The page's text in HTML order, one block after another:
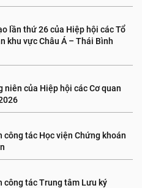
lần thứ 26 của Hiệp hội các Tổ
khu vực Châu Á – Thái Bình
niên của Hiệp hội các Cơ quan
công tác Học viện Chứng khoán
công tác Trung tâm Lưu ký